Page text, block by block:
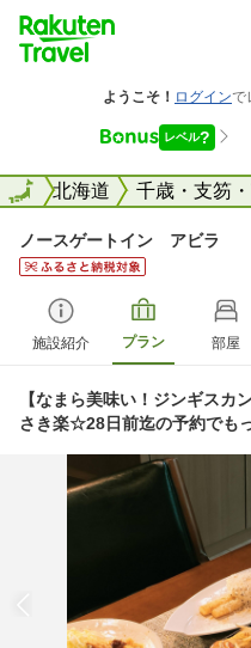
全国北海道 千歳・支笏
全国
ノースゲートイン アビラ
施設紹介 プラン 部屋
【なまら美味い！ジンギスカ
さき楽☆28日前迄の予約でも